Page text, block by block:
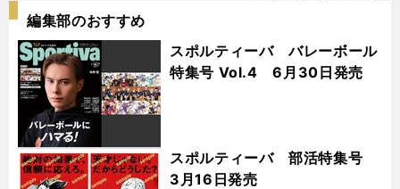
編集部のおすすめ
スポルティーバ バレーボール
特集号 Vol.4 6月30日発売
スポルティーバ 部活特集号
3月16日発売